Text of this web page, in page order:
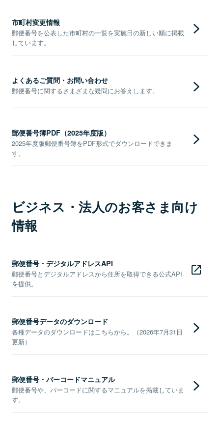
市町村変更情報
郵便番号を公表した市町村の一覧を実施日の新しい順に掲載
しています。
よくあるご質問・お問い合わせ
郵便番号に関するさまざまな疑問にお答えします。
郵便番号簿PDF（2025年度版）
2025年度版郵便番号簿をPDF形式でダウンロードできま
す。
ビジネス・法人のお客さま向け
情報
郵便番号・デジタルアドレスAPI
郵便番号とデジタルアドレスから住所を取得できる公式API
を提供。
郵便番号データのダウンロード
各種データのダウンロードはこちらから。（2026年7月31日
更新）
郵便番号・バーコードマニュアル
郵便番号や、バーコードに関するマニュアルを掲載していま
す。